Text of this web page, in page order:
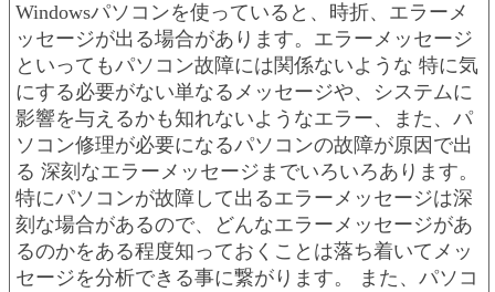
Windowsパソコンを使っていると、時折、エラーメ
ッセージが出る場合があります。エラーメッセージ
といってもパソコン故障には関係ないような 特に気
にする必要がない単なるメッセージや、システムに
影響を与えるかも知れないようなエラー、また、パ
ソコン修理が必要になるパソコンの故障が原因で出
る 深刻なエラーメッセージまでいろいろあります。
特にパソコンが故障して出るエラーメッセージは深
刻な場合があるので、どんなエラーメッセージがあ
るのかをある程度知っておくことは落ち着いてメッ
セージを分析できる事に繋がります。 また、パソコ